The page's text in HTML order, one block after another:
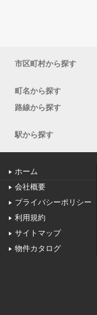
市区町村から探す
町名から探す
路線から探す
駅から探す
ホーム
会社概要
プライバシーポリシー
利用規約
サイトマップ
物件カタログ